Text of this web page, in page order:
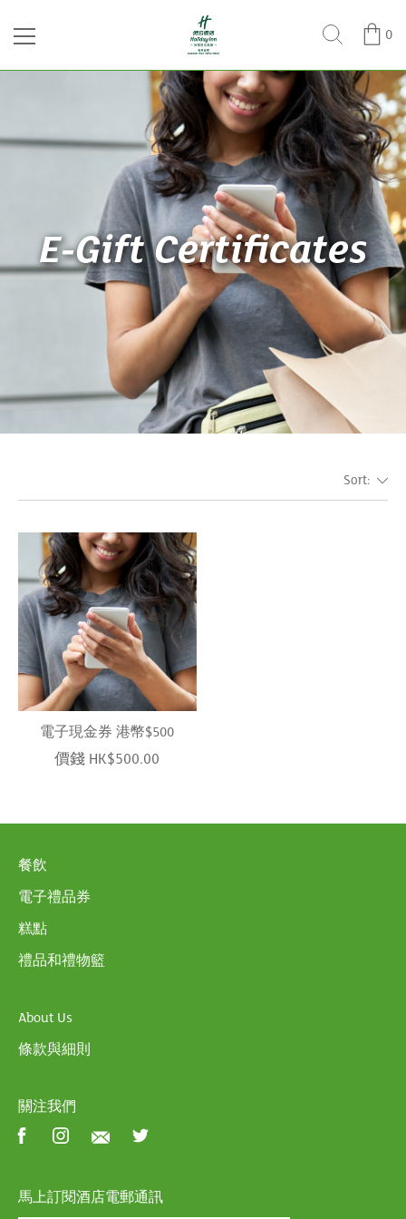
0
E-Gift Certificates
Sort:
電子現金券 港幣$500
價錢 HK$500.00
餐飲
電子禮品券
糕點
禮品和禮物籃
About Us
條款與細則
關注我們
馬上訂閱酒店電郵通訊